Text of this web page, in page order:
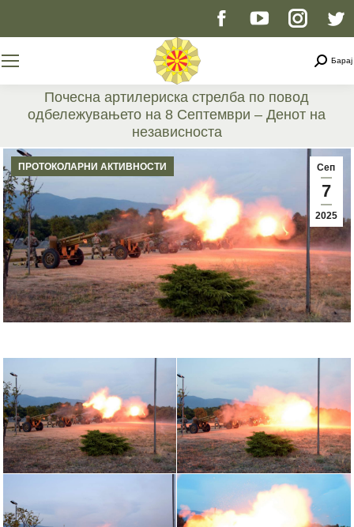
Facebook
opens
window
YouTube
opens
window
page
new
window
Барај
Почесна артилериска стрелба по повод
одбележувањето на 8 Септември – Денот на
независноста
You are here:
Сеп
7
2025
ПРОТОКОЛАРНИ АКТИВНОСТИ